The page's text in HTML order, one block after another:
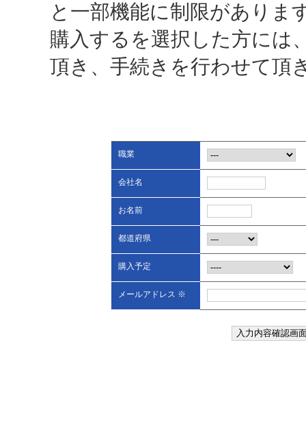
と一部機能に制限がありま
購入するを選択した方には
頂き、手続きを行わせて頂
職業
会社名
お名前
都道府県
購入予定
メールアドレス ※